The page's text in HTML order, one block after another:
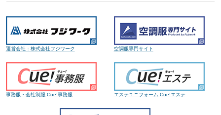
運営会社：株式会社フジワーク 空調服専門サイト
事務服・会社制服 Cue!事務服 エステユニフォーム Cue!エステ